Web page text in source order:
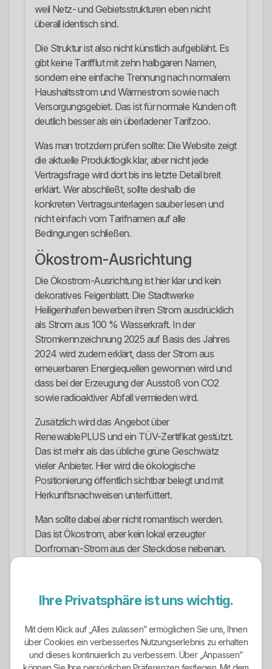
weil Netz- und Gebietsstrukturen eben nicht
überall identisch sind.
Die Struktur ist also nicht künstlich aufgebläht. Es
gibt keine Tarifflut mit zehn halbgaren Namen,
sondern eine einfache Trennung nach normalem
Haushaltsstrom und Wärmestrom sowie nach
Versorgungsgebiet. Das ist für normale Kunden oft
deutlich besser als ein überladener Tarifzoo.
Was man trotzdem prüfen sollte: Die Website zeigt
die aktuelle Produktlogik klar, aber nicht jede
Vertragsfrage wird dort bis ins letzte Detail breit
erklärt. Wer abschließt, sollte deshalb die
konkreten Vertragsunterlagen sauber lesen und
nicht einfach vom Tarifnamen auf alle
Bedingungen schließen.
Ökostrom-Ausrichtung
Die Ökostrom-Ausrichtung ist hier klar und kein
dekoratives Feigenblatt. Die Stadtwerke
Heiligenhafen bewerben ihren Strom ausdrücklich
als Strom aus 100 % Wasserkraft. In der
Stromkennzeichnung 2025 auf Basis des Jahres
2024 wird zudem erklärt, dass der Strom aus
erneuerbaren Energiequellen gewonnen wird und
dass bei der Erzeugung der Ausstoß von CO2
sowie radioaktiver Abfall vermieden wird.
Zusätzlich wird das Angebot über
RenewablePLUS und ein TÜV-Zertifikat gestützt.
Das ist mehr als das übliche grüne Geschwätz
vieler Anbieter. Hier wird die ökologische
Positionierung öffentlich sichtbar belegt und mit
Herkunftsnachweisen unterfüttert.
Man sollte dabei aber nicht romantisch werden.
Das ist Ökostrom, aber kein lokal erzeugter
Dorfroman-Strom aus der Steckdose nebenan.
wie regionale Direktversorgung aus eigener lokaler
Erzeugung.
Stromangebote
Im Mittelpunkt steht Warder-Strom als
Ihre Privatsphäre ist uns wichtig.
Mit dem Klick auf „Alles zulassen” ermöglichen Sie uns, Ihnen
über Cookies ein verbessertes Nutzungserlebnis zu erhalten
und dieses kontinuierlich zu verbessern. Über „Anpassen”